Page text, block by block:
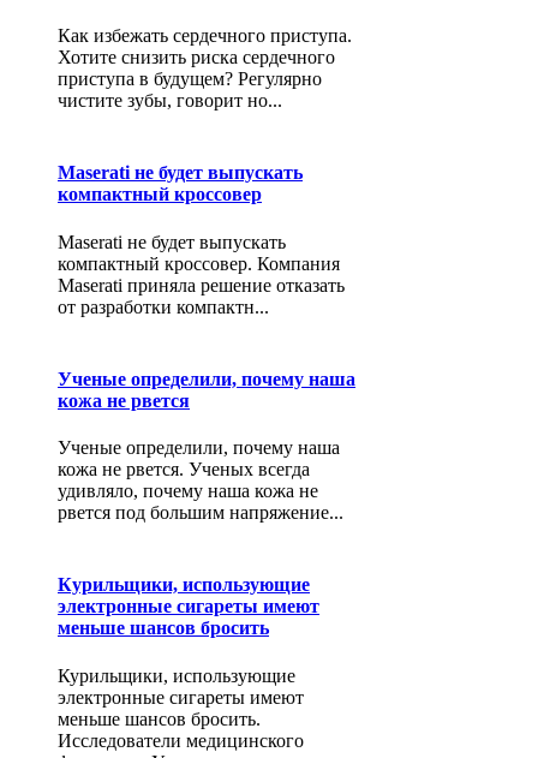
Как избежать сердечного приступа.
Хотите снизить риска сердечного
приступа в будущем? Регулярно
чистите зубы, говорит но...
Maserati не будет выпускать
компактный кроссовер
Maserati не будет выпускать
компактный кроссовер. Компания
Maserati приняла решение отказать
от разработки компактн...
Ученые определили, почему наша
кожа не рвется
Ученые определили, почему наша
кожа не рвется. Ученых всегда
удивляло, почему наша кожа не
рвется под большим напряжение...
Курильщики, использующие
электронные сигареты имеют
меньше шансов бросить
Курильщики, использующие
электронные сигареты имеют
меньше шансов бросить.
Исследователи медицинского